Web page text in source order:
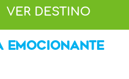
VER DESTINO
EMOCIONANTE